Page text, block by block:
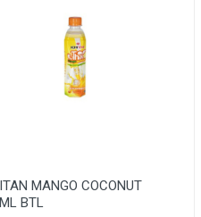
MANGO COCONUT
BTL